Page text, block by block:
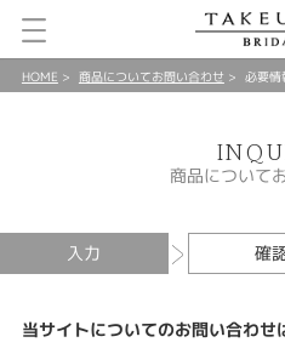
HOME 商品についてお問い合わせ 必要情
商品について
入力 確
当サイトについてのお問い合わせ